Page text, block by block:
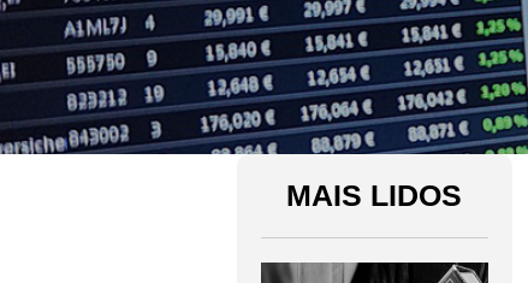
MAIS LIDOS